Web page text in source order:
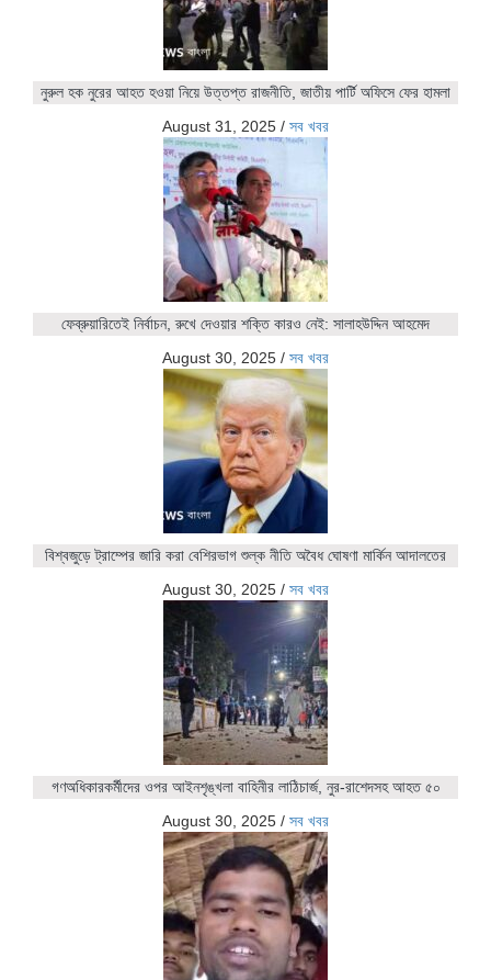
নুরুল হক নুরের আহত হওয়া নিয়ে উত্তপ্ত রাজনীতি, জাতীয় পার্টি অফিসে ফের হামলা
August 31, 2025 / সব খবর
ফেব্রুয়ারিতেই নির্বাচন, রুখে দেওয়ার শক্তি কারও নেই: সালাহউদ্দিন আহমেদ
August 30, 2025 / সব খবর
বিশ্বজুড়ে ট্রাম্পের জারি করা বেশিরভাগ শুল্ক নীতি অবৈধ ঘোষণা মার্কিন আদালতের
August 30, 2025 / সব খবর
গণঅধিকারকর্মীদের ওপর আইনশৃঙ্খলা বাহিনীর লাঠিচার্জ, নুর-রাশেদসহ আহত ৫০
August 30, 2025 / সব খবর